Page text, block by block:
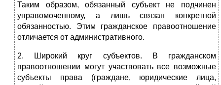
Таким образом, обязанный субъект не подчинен
управомоченному, а лишь связан конкретной
обязанностью. Этим гражданское правоотношение
отличается от административного.
2. Широкий круг субъектов. В гражданском
правоотношении могут участвовать все возможные
субъекты права (граждане, юридические лица,